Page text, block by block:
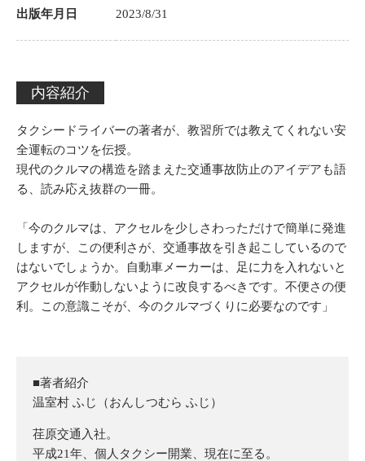
出版年月日 2023/8/31
内容紹介
タクシードライバーの著者が、教習所では教えてくれない安
全運転のコツを伝授。
現代のクルマの構造を踏まえた交通事故防止のアイデアも語
る、読み応え抜群の一冊。
「今のクルマは、アクセルを少しさわっただけで簡単に発進
しますが、この便利さが、交通事故を引き起こしているので
はないでしょうか。自動車メーカーは、足に力を入れないと
アクセルが作動しないように改良するべきです。不便さの便
利。この意識こそが、今のクルマづくりに必要なのです」
■著者紹介
温室村 ふじ（おんしつむら ふじ）
荏原交通入社。
平成21年、個人タクシー開業、現在に至る。